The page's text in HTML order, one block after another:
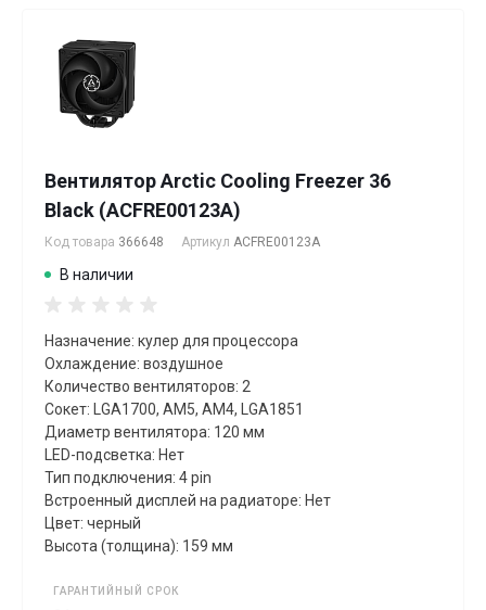
Вентилятор Arctic Cooling Freezer 36
Black (ACFRE00123A)
Код товара 366648 Артикул ACFRE00123A
В наличии
Назначение: кулер для процессора
Охлаждение: воздушное
Количество вентиляторов: 2
Сокет: LGA1700, AM5, AM4, LGA1851
Диаметр вентилятора: 120 мм
LED-подсветка: Нет
Тип подключения: 4 pin
Встроенный дисплей на радиаторе: Нет
Цвет: черный
Высота (толщина): 159 мм
ГАРАНТИЙНЫЙ СРОК